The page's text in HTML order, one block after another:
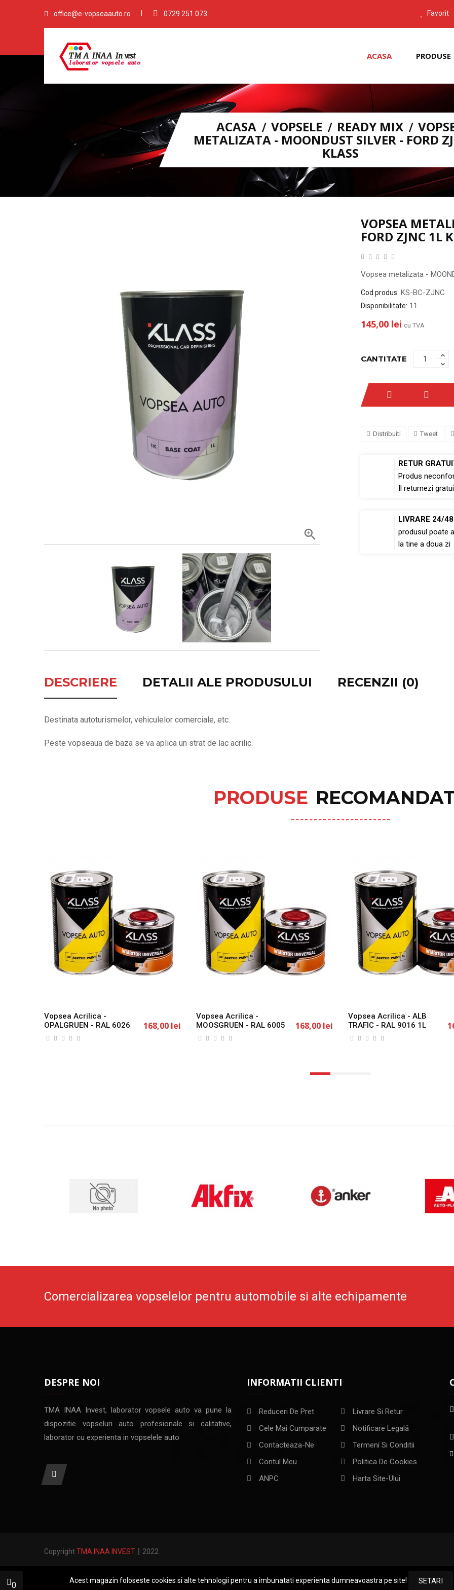
office@e-vopseaauto.ro 0729 251 073 Favorit
ACASA PRODUSE
ACASA VOPSELE READY MIX
METALIZATA - MOONDUST SILVER - FORD
KLASS

VOPSEA
FORD ZJNC 1L
Vopsea metalizata -
Cod produs: KS-BC-ZJNC
Disponibilitate: 11
145,00 lei cu TVA
CANTITATE
Distribuiti Tweet
RETUR
Produs
Il returnezi
LIVRARE 24/
produsul poate
la tine a doua zi
DESCRIERE DETALII ALE PRODUSULUI RECENZII (0)
Destinata autoturismelor, vehiculelor comerciale, etc.
Peste vopseaua de baza se va aplica un strat de lac acrilic.
PRODUSE
Vopsea Acrilica -
OPALGRUEN - RAL 6026
1L KLASS
168,00 lei
Vopsea Acrilica -
MOOSGRUEN - RAL 6005
1L KLASS
168,00 lei
Vopsea Acrilica - ALB
TRAFIC - RAL 9016 1L
KLASS
Comercializarea vopselelor pentru automobile si alte echipamente
DESPRE NOI
TMA INAA Invest, laborator vopsele auto va pune la
dispozitie vopseluri auto profesionale si calitative,
laborator cu experienta in vopselele auto
INFORMATII CLIENTI
Reduceri De Pret
Cele Mai Cumparate
Contacteaza-Ne
Contul Meu
ANPC
Livrare Si Retur
Notificare Legală
Termeni Si Conditii
Politica De Cookies
Harta Site-Ului
CopyrightTMA INAA INVEST 2022
Acest magazin foloseste cookies si alte tehnologii pentru a imbunatati experienta dumneavoastra pe site! SETARI
0